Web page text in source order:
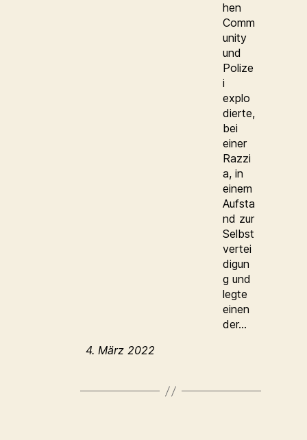
hen
Comm
unity
und
Polize
i
explo
dierte,
bei
einer
Razzi
a, in
einem
Aufsta
nd zur
Selbst
vertei
digun
g und
legte
einen
der…
4. März 2022